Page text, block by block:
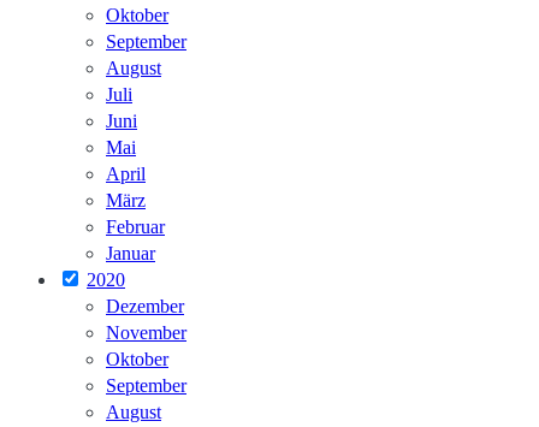
Oktober
September
August
Juli
Juni
Mai
April
März
Februar
Januar
2020
Dezember
November
Oktober
September
August